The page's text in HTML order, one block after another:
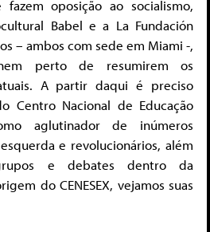
oposição ao socialismo,
Babel e a La Fundación
– ambos com sede em Miami -,
perto de resumirem os
atuais. A partir daqui é preciso
Centro Nacional de Educação
aglutinador de inúmeros
esquerda e revolucionários, além
e debates dentro da
do CENESEX, vejamos suas